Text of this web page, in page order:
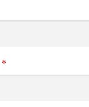
*